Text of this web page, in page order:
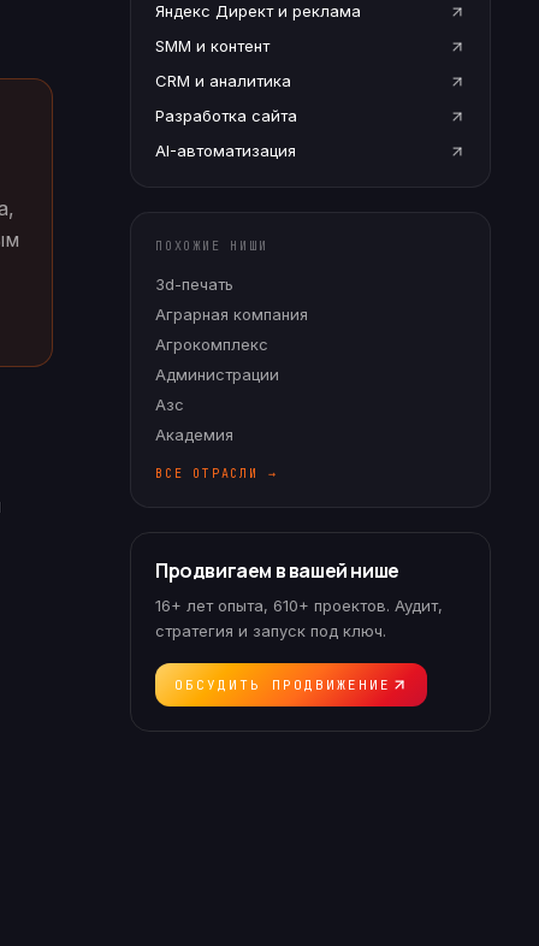
Яндекс Директ и реклама
SMM и контент
CRM и аналитика
Разработка сайта
AI-автоматизация
ПОХОЖИЕ НИШИ
3d-печать
Аграрная компания
Агрокомплекс
Администрации
Азс
Академия
ВСЕ ОТРАСЛИ →
Продвигаем в вашей нише
16+ лет опыта, 610+ проектов. Аудит,
стратегия и запуск под ключ.
ОБСУДИТЬ ПРОДВИЖЕНИЕ